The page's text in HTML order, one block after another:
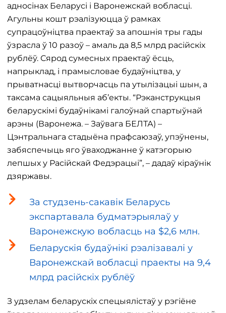
адносінах Беларусі і Варонежскай вобласці.
Агульны кошт рэалізуюцца ў рамках
супрацоўніцтва праектаў за апошнія тры гады
ўзрасла ў 10 разоў – амаль да 8,5 млрд расійскіх
рублёў. Сярод сумесных праектаў ёсць,
напрыклад, і прамысловае будаўніцтва, у
прыватнасці вытворчасць па утылізацыі шын, а
таксама сацыяльныя аб’екты. “Рэканструкцыя
беларускімі будаўнікамі галоўнай спартыўнай
арэны (Варонежа. – Заўвага БЕЛТА) –
Цэнтральнага стадыёна прафсаюзаў, упэўнены,
забяспечыць яго ўваходжанне ў катэгорыю
лепшых у Расійскай Федэрацыі”, – дадаў кіраўнік
дзяржавы.
За студзень-сакавік Беларусь
экспартавала будматэрыялаў у
Варонежскую вобласць на $2,6 млн.
Беларускія будаўнікі рэалізавалі у
Варонежскай вобласці праекты на 9,4
млрд расійскіх рублёў
З удзелам беларускіх спецыялістаў у рэгіёне